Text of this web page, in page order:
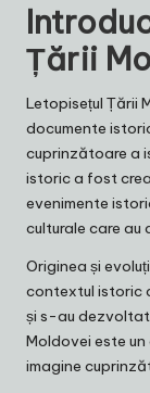
Țării
Letopisețul Țării
documente
cuprinzătoare a
istoric a fost
evenimente
culturale care au
Originea și
contextul istoric
și s-au dezvoltat
Moldovei este
imagine